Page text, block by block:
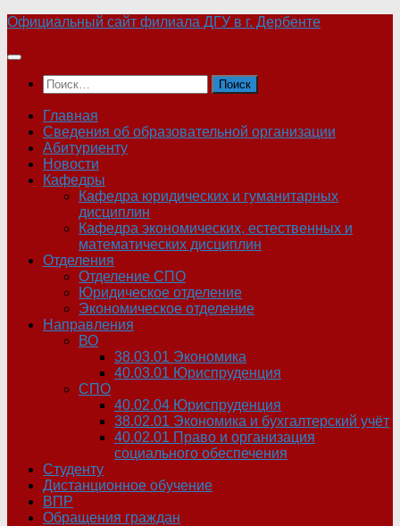
Skip
content
Официальный сайт филиала ДГУ в г. Дербенте
Найти:
Главная
Сведения об образовательной организации
Абитуриенту
Новости
Кафедры
Кафедра юридических и гуманитарных
дисциплин
Кафедра экономических, естественных и
математических дисциплин
Отделения
Отделение СПО
Юридическое отделение
Экономическое отделение
Направления
ВО
38.03.01 Экономика
40.03.01 Юриспруденция
СПО
40.02.04 Юриспруденция
38.02.01 Экономика и бухгалтерский учёт
40.02.01 Право и организация
социального обеспечения
Студенту
Дистанционное обучение
ВПР
Обращения граждан